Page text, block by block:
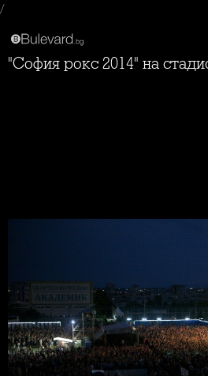
/
"София рокс 2014" на